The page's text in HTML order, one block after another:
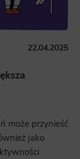
22.04.2025
może przynieść
jako